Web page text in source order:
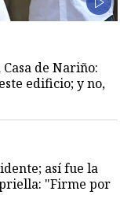
de Nariño:
edificio; y no,
así fue la
"Firme por